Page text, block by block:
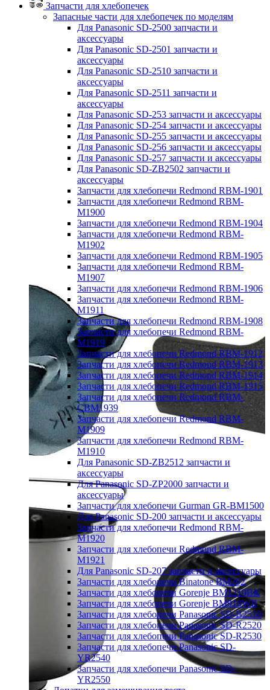
Запчасти для хлебопечек
Запасные части для хлебопечек по моделям
Для Panasonic SD-2500 запчасти и
аксессуары
Для Panasonic SD-2501 запчасти и
аксессуары
Для Panasonic SD-2510 запчасти и
аксессуары
Для Panasonic SD-2511 запчасти и
аксессуары
Для Panasonic SD-253 запчасти и аксессуары
Для Panasonic SD-254 запчасти и аксессуары
Для Panasonic SD-255 запчасти и аксессуары
Для Panasonic SD-256 запчасти и аксессуары
Для Panasonic SD-257 запчасти и аксессуары
Для Panasonic SD-ZB2502 запчасти и
аксессуары
Запчасти для хлебопечи Redmond RBM-1901
Запчасти для хлебопечи Redmond RBM-
M1900
Запчасти для хлебопечи Redmond RBM-1904
Запчасти для хлебопечи Redmond RBM-
M1902
Запчасти для хлебопечи Redmond RBM-1905
Запчасти для хлебопечи Redmond RBM-
M1907
Запчасти для хлебопечи Redmond RBM-1906
Запчасти для хлебопечи Redmond RBM-
M1911
Запчасти для хлебопечи Redmond RBM-1908
Запчасти для хлебопечи Redmond RBM-
M1919
Запчасти для хлебопечи Redmond RBM-1912
Запчасти для хлебопечи Redmond RBM-1913
Запчасти для хлебопечи Redmond RBM-1914
Запчасти для хлебопечи Redmond RBM-1915
Запчасти для хлебопечи Redmond RBM-
CBM1939
Запчасти для хлебопечи Redmond RBM-
M1909
Запчасти для хлебопечи Redmond RBM-
M1910
Для Panasonic SD-ZB2512 запчасти и
аксессуары
Для Panasonic SD-ZP2000 запчасти и
аксессуары
Запчасти для хлебопечи Gurman GR-BM1500
Для Panasonic SD-200 запчасти и аксессуары
Запчасти для хлебопечи Redmond RBM-
M1920
Запчасти для хлебопечи Redmond RBM-
M1921
Для Panasonic SD-207 запчасти и аксессуары
Запчасти для хлебопечи Binatone BM202
Запчасти для хлебопечи Gorenje BM1210BK
Запчасти для хлебопечи Gorenje BM910WII
Запчасти для хлебопечи Panasonic SD-B2510
Запчасти для хлебопечи Panasonic SD-R2520
Запчасти для хлебопечи Panasonic SD-R2530
Запчасти для хлебопечи Panasonic SD-
YR2540
Запчасти для хлебопечи Panasonic SD-
YR2550